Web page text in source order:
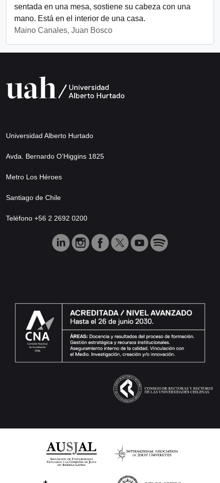
sentada en una mesa, sostiene su cabeza con una
mano. Está en el interior de una casa.
Maino Canales, Juan Bosco
Universidad Alberto Hurtado
Avda. Bernardo O’Higgins 1825
Metro Los Héroes
Santiago de Chile
Teléfono +56 2 2692 0200